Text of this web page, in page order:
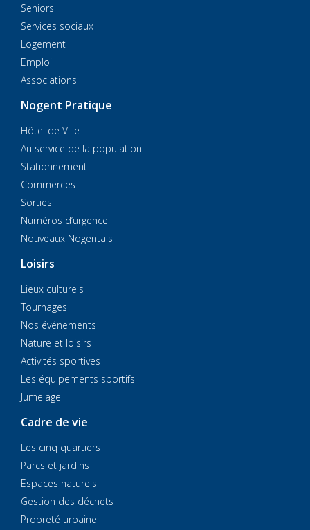
Seniors
Services sociaux
Logement
Emploi
Associations
Nogent Pratique
Hôtel de Ville
Au service de la population
Stationnement
Commerces
Sorties
Numéros d’urgence
Nouveaux Nogentais
Loisirs
Lieux culturels
Tournages
Nos événements
Nature et loisirs
Activités sportives
Les équipements sportifs
Jumelage
Cadre de vie
Les cinq quartiers
Parcs et jardins
Espaces naturels
Gestion des déchets
Propreté urbaine